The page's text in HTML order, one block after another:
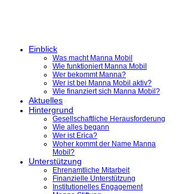
Einblick
Was macht Manna Mobil
Wie funktioniert Manna Mobil
Wer bekommt Manna?
Wer ist bei Manna Mobil aktiv?
Wie finanziert sich Manna Mobil?
Aktuelles
Hintergrund
Gesellschaftliche Herausforderung
Wie alles begann
Wer ist Erica?
Woher kommt der Name Manna
Mobil?
Unterstützung
Ehrenamtliche Mitarbeit
Finanzielle Unterstützung
Institutionelles Engagement